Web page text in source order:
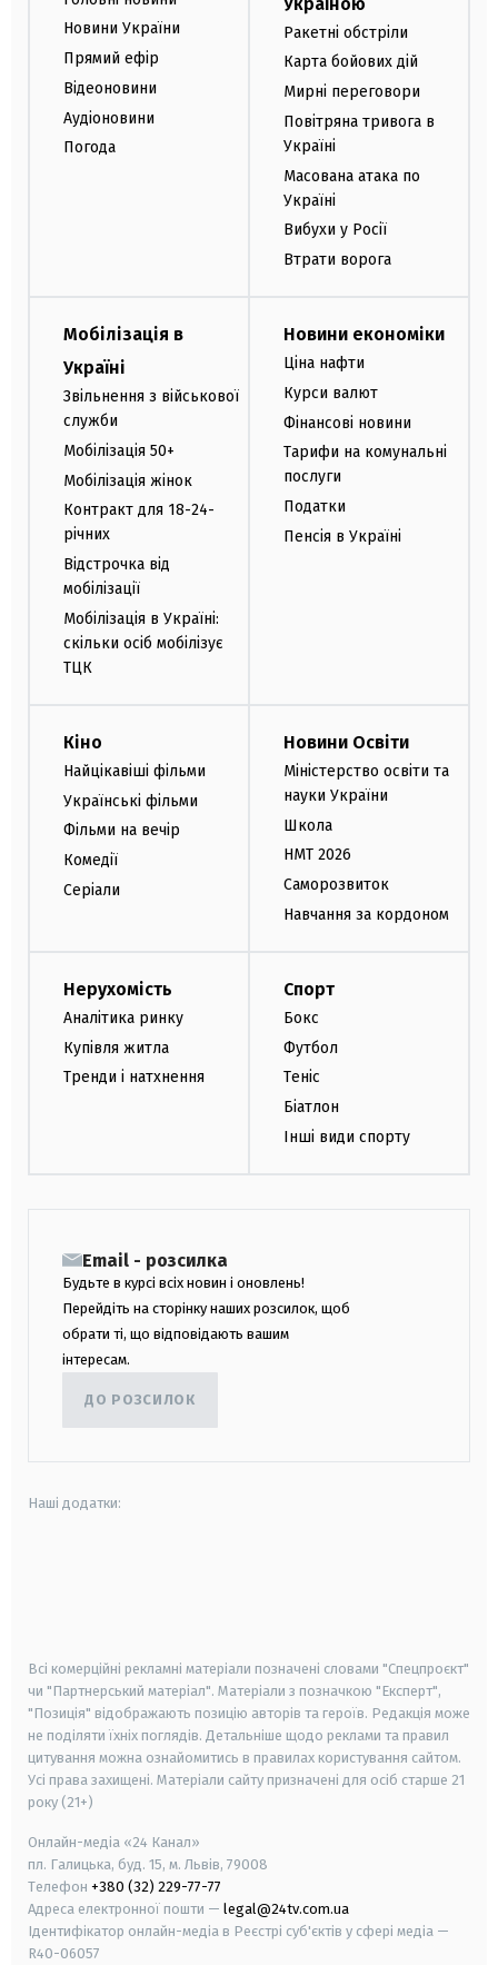
Новини України
Прямий ефір
Відеоновини
Аудіоновини
Погода
Ракетні обстріли
Карта бойових дій
Мирні переговори
Повітряна тривога в
Україні
Масована атака по
Україні
Вибухи у Росії
Втрати ворога
Мобілізація в
Україні
Звільнення з військової
служби
Мобілізація 50+
Мобілізація жінок
Контракт для 18-24-
річних
Відстрочка від
мобілізації
Мобілізація в Україні:
скільки осіб мобілізує
ТЦК
Новини економіки
Ціна нафти
Курси валют
Фінансові новини
Тарифи на комунальні
послуги
Податки
Пенсія в Україні
Кіно
Найцікавіші фільми
Українські фільми
Фільми на вечір
Комедії
Серіали
Новини Освіти
Міністерство освіти та
науки України
Школа
НМТ 2026
Саморозвиток
Навчання за кордоном
Нерухомість
Аналітика ринку
Купівля житла
Тренди і натхнення
Спорт
Бокс
Футбол
Теніс
Біатлон
Інші види спорту
Email - розсилка
Будьте в курсі всіх новин і оновлень!
Перейдіть на сторінку наших розсилок, щоб
обрати ті, що відповідають вашим
інтересам.
ДО РОЗСИЛОК
Наші додатки:
Всі комерційні рекламні матеріали позначені словами "Спецпроєкт"
чи "Партнерський матеріал". Матеріали з позначкою "Експерт",
"Позиція" відображають позицію авторів та героїв. Редакція може
не поділяти їхніх поглядів. Детальніше щодо реклами та правил
цитування можна ознайомитись в правилах користування сайтом.
Усі права захищені. Матеріали сайту призначені для осіб старше 21
року (21+)
Онлайн-медіа «24 Канал»
пл. Галицька, буд. 15, м. Львів, 79008
Телефон +380 (32) 229-77-77
Адреса електронної пошти — legal@24tv.com.ua
Ідентифікатор онлайн-медіа в Реєстрі суб'єктів у сфері медіа —
R40-06057